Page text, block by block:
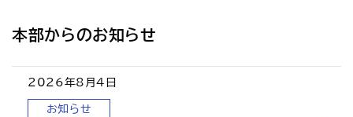
チャットで相談
本部からのお知らせ
2026年8月4日
お知らせ